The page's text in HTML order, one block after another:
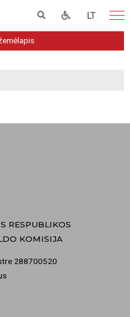
LT
RESPUBLIKOS
KOMISIJA
288700520